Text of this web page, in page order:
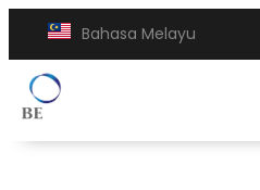
Bahasa Melayu